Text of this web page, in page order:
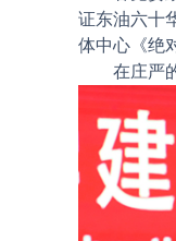
证东油六十
体中心《绝
在庄严的